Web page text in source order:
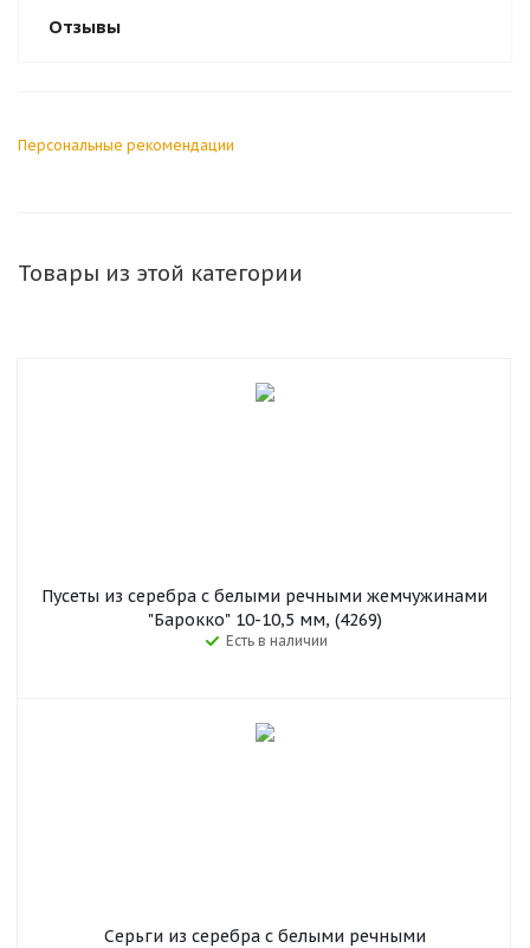
Отзывы
Персональные рекомендации
Товары из этой категории
Пусеты из серебра с белыми речными жемчужинами
"Барокко" 10-10,5 мм, (4269)
Есть в наличии
Серьги из серебра c белыми речными